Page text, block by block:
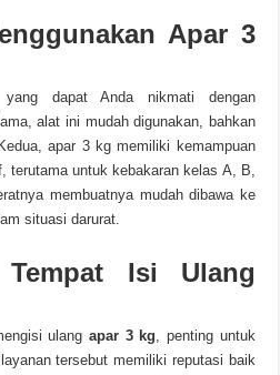
Apar 3
yang dapat Anda nikmati dengan
alat ini mudah digunakan, bahkan
apar 3 kg memiliki kemampuan
terutama untuk kebakaran kelas A, B,
membuatnya mudah dibawa ke
situasi darurat.
Isi Ulang
ulang apar 3 kg, penting untuk
tersebut memiliki reputasi baik